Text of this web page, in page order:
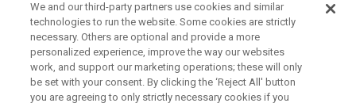
UNTERNEHMENSPROFIL
RECHTLICHES-
We and our third-party partners use cookies and similar
technologies to run the website. Some cookies are strictly
necessary. Others are optional and provide a more
personalized experience, improve the way our websites
work, and support our marketing operations; these will only
be set with your consent. By clicking the ‘Reject All' button
you are agreeing to only strictly necessary cookies if you